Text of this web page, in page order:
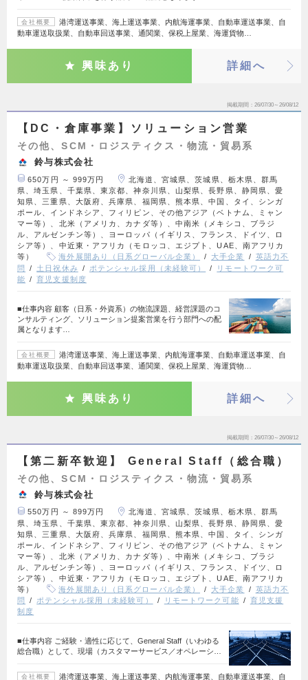
会社概要
港湾運送事業、海上運送事業、内航海運事業、自動車運送事業、自
動車運送取扱業、自動車回送事業、通関業、保税上屋業、海運貨物…
興味あり 詳細へ
掲載期間 26/07/30～26/08/12
【DC・倉庫事業】ソリューション営業
その他、SCM・ロジスティクス・物流・貿易系
鈴与株式会社
650万円 ～ 999万円
北海道、宮城県、茨城県、栃木県、群馬
県、埼玉県、千葉県、東京都、神奈川県、山梨県、長野県、静岡県、愛
知県、三重県、大阪府、兵庫県、福岡県、熊本県、中国、タイ、シンガ
ポール、インドネシア、フィリピン、その他アジア（ベトナム、ミャン
マー等）、北米（アメリカ、カナダ等）、中南米（メキシコ、ブラジ
ル、アルゼンチン等）、ヨーロッパ（イギリス、フランス、ドイツ、ロ
シア等）、中近東・アフリカ（モロッコ、エジプト、UAE、南アフリカ
等）
海外展開あり（日系グローバル企業） 大手企業
英語力不
問
土日祝休み ポテンシャル採用（未経験可）
リモートワーク可
能
育児支援制度
■仕事内容 顧客（日系・外資系）の物流課題、経営課題のコ
ンサルティング、ソリューション提案営業を行う部門への配
属となります…
会社概要
港湾運送事業、海上運送事業、内航海運事業、自動車運送事業、自
動車運送取扱業、自動車回送事業、通関業、保税上屋業、海運貨物…
興味あり 詳細へ
掲載期間 26/07/30～26/08/12
【第二新卒歓迎】 General Staff（総合職）
その他、SCM・ロジスティクス・物流・貿易系
鈴与株式会社
550万円 ～ 899万円
北海道、宮城県、茨城県、栃木県、群馬
県、埼玉県、千葉県、東京都、神奈川県、山梨県、長野県、静岡県、愛
知県、三重県、大阪府、兵庫県、福岡県、熊本県、中国、タイ、シンガ
ポール、インドネシア、フィリピン、その他アジア（ベトナム、ミャン
マー等）、北米（アメリカ、カナダ等）、中南米（メキシコ、ブラジ
ル、アルゼンチン等）、ヨーロッパ（イギリス、フランス、ドイツ、ロ
シア等）、中近東・アフリカ（モロッコ、エジプト、UAE、南アフリカ
等）
海外展開あり（日系グローバル企業） 大手企業
英語力不
問
ポテンシャル採用（未経験可） リモートワーク可能
育児支援
制度
■仕事内容 ご経験・適性に応じて、General Staff（いわゆる
総合職）として、現場（カスタマーサービス／オペレーシ…
会社概要
港湾運送事業、海上運送事業、内航海運事業、自動車運送事業、自